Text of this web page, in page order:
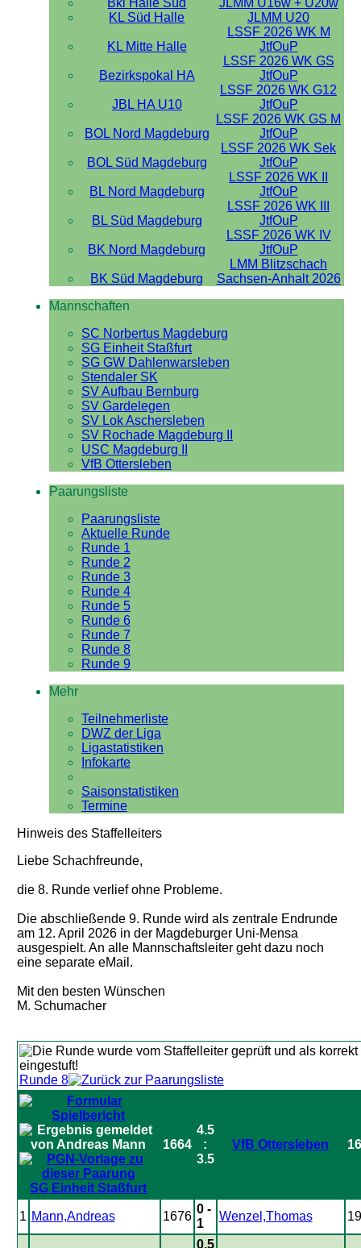
Bkl Halle Süd
JLMM U16w + U20w
KL Süd Halle
JLMM U20
KL Mitte Halle
LSSF 2026 WK M
JtfOuP
Bezirkspokal HA
LSSF 2026 WK GS
JtfOuP
JBL HA U10
LSSF 2026 WK G12
JtfOuP
BOL Nord Magdeburg
LSSF 2026 WK GS M
JtfOuP
BOL Süd Magdeburg
LSSF 2026 WK Sek
JtfOuP
BL Nord Magdeburg
LSSF 2026 WK II
JtfOuP
BL Süd Magdeburg
LSSF 2026 WK III
JtfOuP
BK Nord Magdeburg
LSSF 2026 WK IV
JtfOuP
BK Süd Magdeburg
LMM Blitzschach
Sachsen-Anhalt 2026
Mannschaften
SC Norbertus Magdeburg
SG Einheit Staßfurt
SG GW Dahlenwarsleben
Stendaler SK
SV Aufbau Bernburg
SV Gardelegen
SV Lok Aschersleben
SV Rochade Magdeburg II
USC Magdeburg II
VfB Ottersleben
Paarungsliste
Paarungsliste
Aktuelle Runde
Runde 1
Runde 2
Runde 3
Runde 4
Runde 5
Runde 6
Runde 7
Runde 8
Runde 9
Mehr
Teilnehmerliste
DWZ der Liga
Ligastatistiken
Infokarte
Saisonstatistiken
Termine
Hinweis des Staffelleiters
Liebe Schachfreunde,
die 8. Runde verlief ohne Probleme.
Die abschließende 9. Runde wird als zentrale Endrunde
am 12. April 2026 in der Magdeburger Uni-Mensa
ausgespielt. An alle Mannschaftsleiter geht dazu noch
eine separate eMail.
Mit den besten Wünschen
M. Schumacher
Runde 8
SG Einheit Staßfurt
1664
4.5
:
3.5
VfB Ottersleben
1 Mann,Andreas 1676
0 -
1
Wenzel,Thomas
0.5